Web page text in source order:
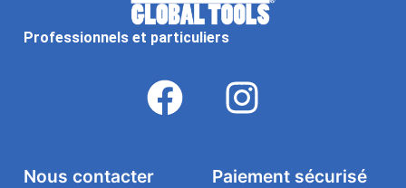
Professionnels et particuliers
Paiement sécurisé
Nous contacter